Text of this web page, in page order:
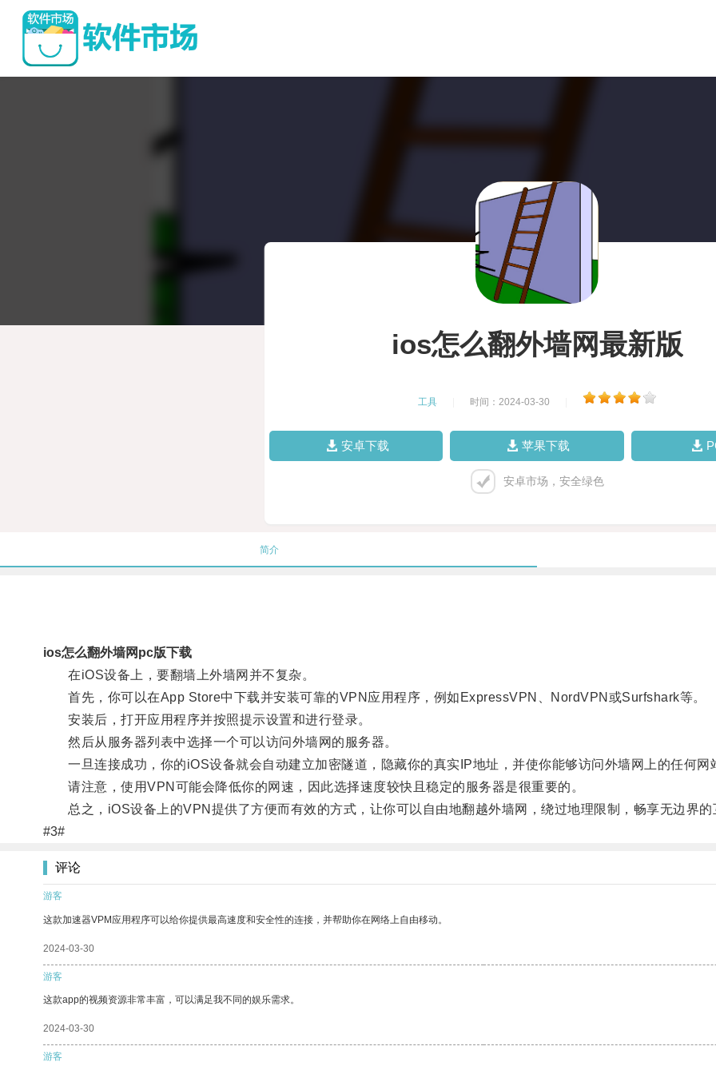
ios怎么翻外墙网最新版
工具 时间：2024-03-30
安卓下载 苹果下载
安卓市场，安全绿色
简介
ios怎么翻外墙网pc版下载
在iOS设备上，要翻墙上外墙网并不复杂。
首先，你可以在App Store中下载并安装可靠的VPN应用程序，例如ExpressVPN、NordVPN或Surfshark等。
安装后，打开应用程序并按照提示设置和进行登录。
然后从服务器列表中选择一个可以访问外墙网的服务器。
一旦连接成功，你的iOS设备就会自动建立加密隧道，隐藏你的真实IP地址，并使你能够访问外墙网上的任何网
请注意，使用VPN可能会降低你的网速，因此选择速度较快且稳定的服务器是很重要的。
总之，iOS设备上的VPN提供了方便而有效的方式，让你可以自由地翻越外墙网，绕过地理限制，畅享无边界的
#3#
评论
游客
这款加速器VPM应用程序可以给你提供最高速度和安全性的连接，并帮助你在网络上自由移动。
2024-03-30
游客
这款app的视频资源非常丰富，可以满足我不同的娱乐需求。
2024-03-30
游客